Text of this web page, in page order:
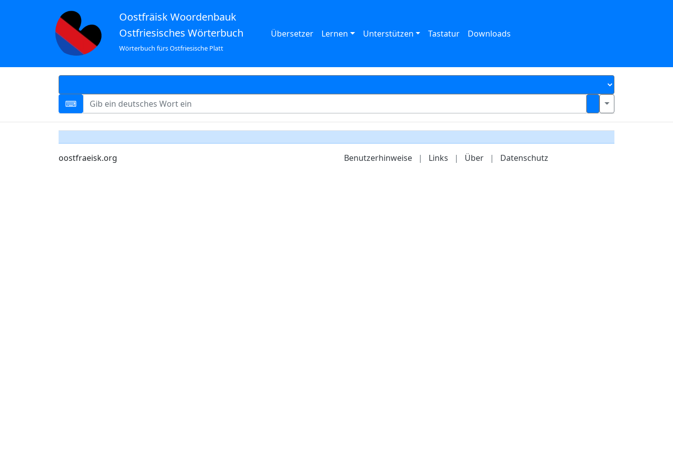
Oostfräisk Woordenbauk
Ostfriesisches Wörterbuch
Wörterbuch fürs Ostfriesische Platt
Übersetzer Lernen Unterstützen Tastatur Downloads
oostfraeisk.org Benutzerhinweise | Links | Über | Datenschutz